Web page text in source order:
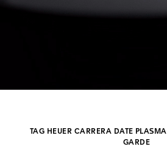
TAG HEUER CARRERA DATE
GARDE